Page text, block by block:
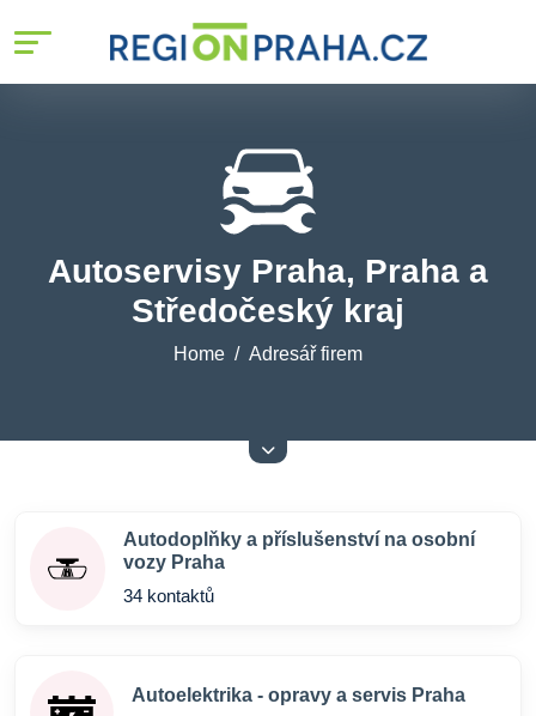
Autoservisy Praha, Praha a
Středočeský kraj
Home Adresář firem
Autodoplňky a příslušenství na osobní
vozy Praha
34 kontaktů
Autoelektrika - opravy a servis Praha